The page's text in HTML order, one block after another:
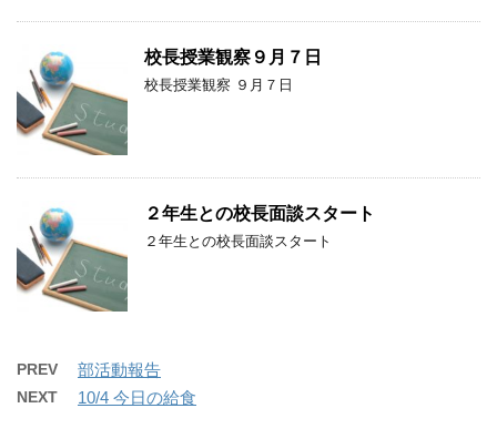
校長授業観察９月７日
校長授業観察 ９月７日
２年生との校長面談スタート
２年生との校長面談スタート
PREV 部活動報告
NEXT 10/4 今日の給食